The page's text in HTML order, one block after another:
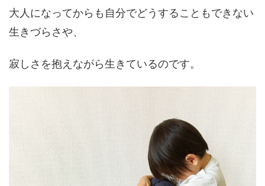
大人になってからも自分でどうすることもできない
生きづらさや、
寂しさを抱えながら生きているのです。